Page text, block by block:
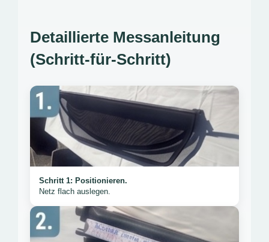
Detaillierte Messanleitung
(Schritt-für-Schritt)
Schritt 1: Positionieren.
Netz flach auslegen.